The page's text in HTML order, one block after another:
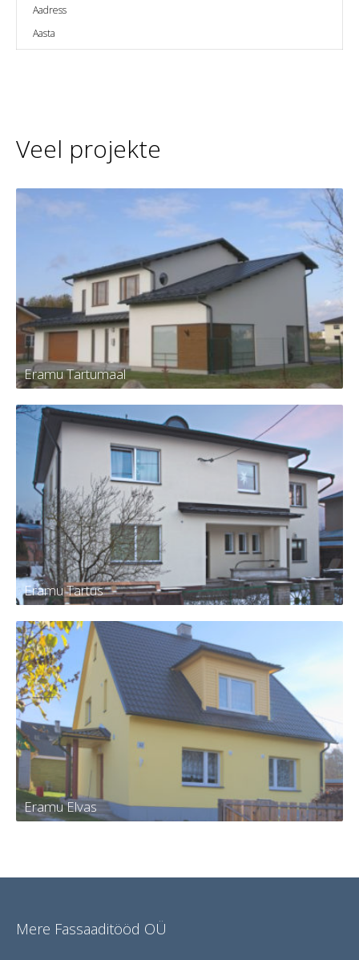
Aadress
Aasta
Veel projekte
Eramu Tartumaal
Eramu Tartumaal
Eramu Tartus
Eramu Tartus
Eramu Elvas
Eramu Elvas
Mere Fassaaditööd OÜ